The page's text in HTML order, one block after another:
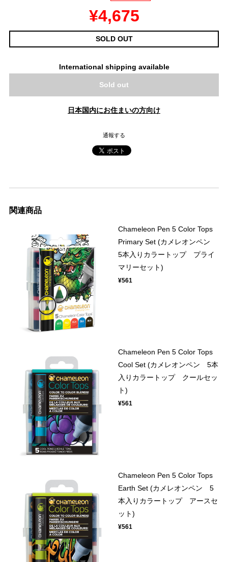
¥4,675
SOLD OUT
International shipping available
Sold out
日本国内にお住まいの方向け
通報する
関連商品
Chameleon Pen 5 Color Tops
Primary Set (カメレオンペン
5本入りカラートップ プライ
マリーセット)
¥561
Chameleon Pen 5 Color Tops
Cool Set (カメレオンペン 5本
入りカラートップ クールセッ
ト)
¥561
Chameleon Pen 5 Color Tops
Earth Set (カメレオンペン 5
本入りカラートップ アースセ
ット)
¥561